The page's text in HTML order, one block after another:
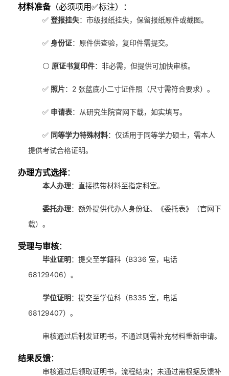
材料准备（必须项用✅标注）：
✅ 登报挂失：市级报纸挂失，保留报纸原件或截图。
✅ 身份证：原件供查验，复印件需提交。
⚪ 原证书复印件：非必需，但提供可加快审核。
✅ 照片：2 张蓝底小二寸证件照（尺寸需符合要求）。
✅ 申请表：从研究生院官网下载，如实填写。
✅ 同等学力特殊材料：仅适用于同等学力硕士，需本人
提供考试合格证明。
办理方式选择：
本人办理：直接携带材料至指定科室。
委托办理：额外提供代办人身份证、《委托表》（官网下
载）。
受理与审核：
毕业证明：提交至学籍科（B336 室，电话
68129406）。
学位证明：提交至学位科（B335 室，电话
68129407）。
审核通过后制发证明书，不通过则需补充材料重新申请。
结果反馈：
审核通过后领取证明书，流程结束；未通过需根据反馈补